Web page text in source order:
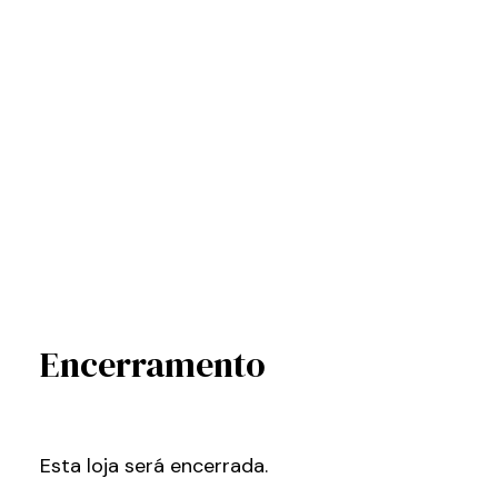
Encerramento
Esta loja será encerrada.